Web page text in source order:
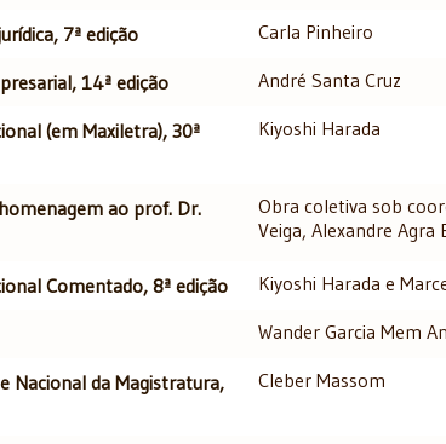
7ª edição Carla Pinheiro
14ª edição André Santa Cruz
(em Maxiletra), 30ª
Kiyoshi Harada
ao prof. Dr.
Obra coletiva sob
Veiga, Alexandre
Comentado, 8ª edição Kiyoshi Harada e
Wander Garcia Mem
Nacional da Magistratura,
Cleber Massom